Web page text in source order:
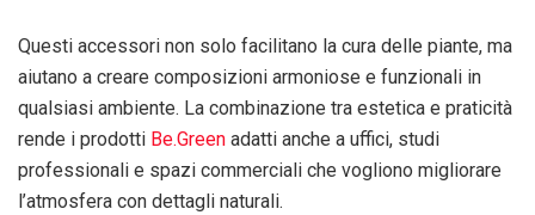
Questi accessori non solo facilitano la cura delle piante, ma
aiutano a creare composizioni armoniose e funzionali in
qualsiasi ambiente. La combinazione tra estetica e praticità
rende i prodotti Be.Green adatti anche a uffici, studi
professionali e spazi commerciali che vogliono migliorare
l’atmosfera con dettagli naturali.